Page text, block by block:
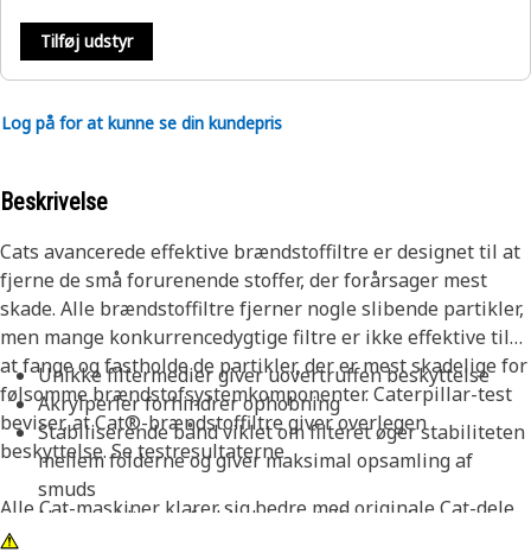
Tilføj udstyr
Log på for at kunne se din kundepris
Beskrivelse
Cats avancerede effektive brændstoffiltre er designet til at
fjerne de små forurenende stoffer, der forårsager mest
skade. Alle brændstoffiltre fjerner nogle slibende partikler,
men mange konkurrencedygtige filtre er ikke effektive til
at fange og fastholde de partikler, der er mest skadelige for
følsomme brændstofsystemkomponenter. Caterpillar-test
beviser, at Cat®-brændstoffiltre giver overlegen
beskyttelse. Se testresultaterne
Alle Cat-maskiner klarer sig bedre med originale Cat-dele.
Vores filtre forbedrer ikke kun ydeevnen, de beskytter også
Unikke filtermedier giver uovertruffen beskyttelse
Akrylperler forhindrer ophobning
Stabiliserende bånd viklet om filteret øger stabiliteten
mellem folderne og giver maksimal opsamling af
smuds
Nylon-midterrør forhindrer metalforurening